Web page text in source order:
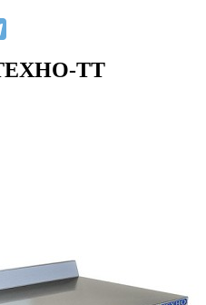
ТТ